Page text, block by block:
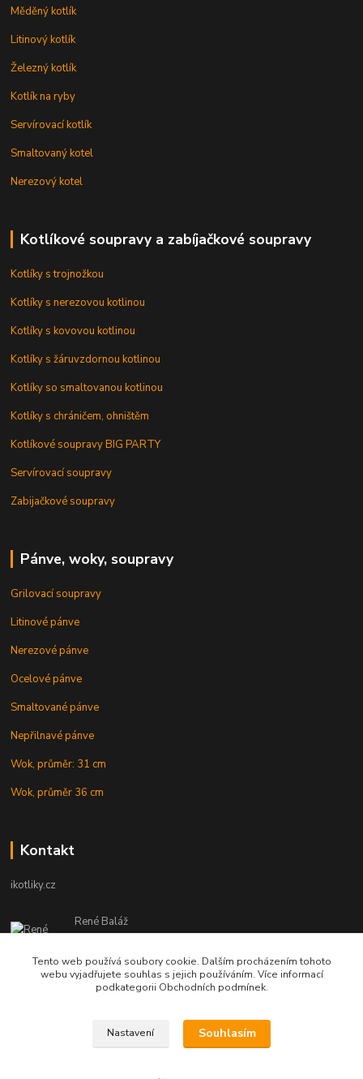
Měděný kotlík
Litinový kotlík
Železný kotlík
Kotlík na ryby
Servírovací kotlík
Smaltovaný kotel
Nerezový kotel
Kotlíkové soupravy a zabíjačkové soupravy
Kotlíky s trojnožkou
Kotlíky s nerezovou kotlinou
Kotlíky s kovovou kotlinou
Kotlíky s žáruvzdornou kotlinou
Kotlíky so smaltovanou kotlinou
Kotlíky s chráničem, ohništěm
Kotlíkové soupravy BIG PARTY
Servírovací soupravy
Zabijačkové soupravy
Pánve, woky, soupravy
Grilovací soupravy
Litinové pánve
Nerezové pánve
Ocelové pánve
Smaltované pánve
Nepřilnavé pánve
Wok, průměr: 31 cm
Wok, průměr 36 cm
Kontakt
ikotliky.cz
René Baláž
Eshop: +421 902 212 007
od 8:00 - do 16:00 hod
info@ikotliky.cz
Tento web používá soubory cookie. Dalším procházením tohoto
webu vyjadřujete souhlas s jejich používáním. Více informací
podkategorii Obchodních podmínek.
Nastavení Souhlasím